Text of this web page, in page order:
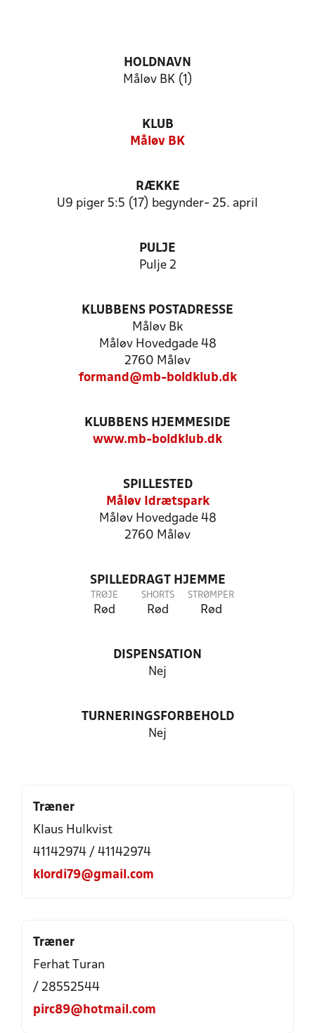
HOLDNAVN
Måløv BK (1)
KLUB
Måløv BK
RÆKKE
U9 piger 5:5 (17) begynder- 25. april
PULJE
Pulje 2
KLUBBENS POSTADRESSE
Måløv Bk
Måløv Hovedgade 48
2760 Måløv
formand@mb-boldklub.dk
KLUBBENS HJEMMESIDE
www.mb-boldklub.dk
SPILLESTED
Måløv Idrætspark
Måløv Hovedgade 48
2760 Måløv
SPILLEDRAGT HJEMME
TRØJE
Rød
SHORTS
Rød
STRØMPER
Rød
DISPENSATION
Nej
TURNERINGSFORBEHOLD
Nej
Træner
Klaus Hulkvist
41142974 / 41142974
klordi79@gmail.com
Træner
Ferhat Turan
/ 28552544
pirc89@hotmail.com